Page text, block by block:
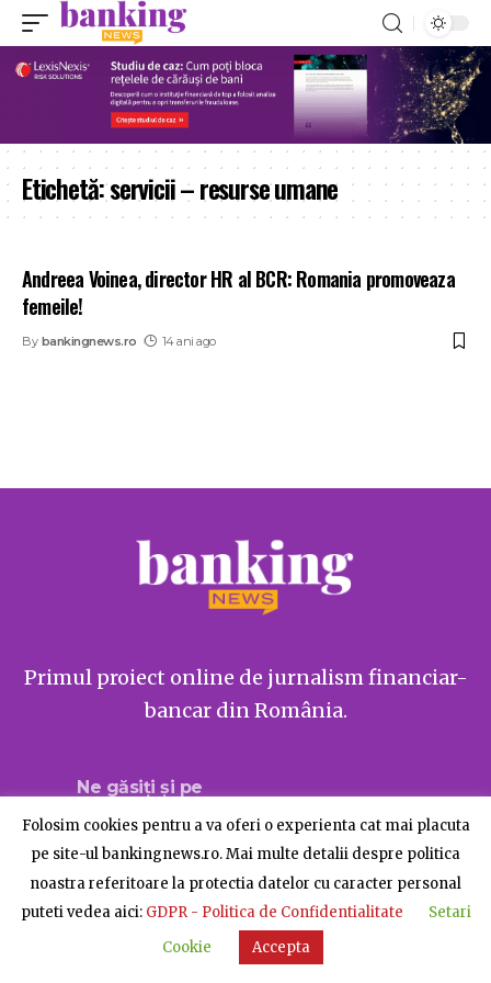
Etichetă:servicii – resurse umane
Andreea Voinea, director HR al BCR: Romania promoveaza
femeile!
By bankingnews.ro 14 ani ago
Primul proiect online de jurnalism financiar-
bancar din România.
Ne găsiți și pe
© BankingNews - Toate drepturile rezervate
Despre BankingNews Contact Publicitate
Folosim cookies pentru a va oferi o experienta cat mai placuta
pe site-ul bankingnews.ro. Mai multe detalii despre politica
noastra referitoare la protectia datelor cu caracter personal
puteti vedea aici: GDPR - Politica de Confidentialitate
Setari
Cookie
Accepta